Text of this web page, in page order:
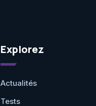
Explorez
Actualités
Tests